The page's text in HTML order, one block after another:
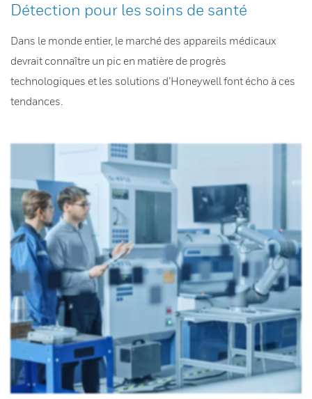
Détection pour les soins de santé
Dans le monde entier, le marché des appareils médicaux
devrait connaître un pic en matière de progrès
technologiques et les solutions d’Honeywell font écho à ces
tendances.